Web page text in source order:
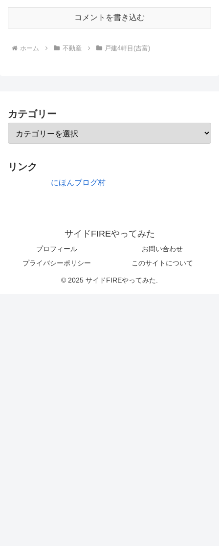
コメントを書き込む
ホーム 不動産 戸建4軒目(吉富)
カテゴリー
リンク
にほんブログ村
サイドFIREやってみた
プロフィール
お問い合わせ
プライバシーポリシー
このサイトについて
© 2025 サイドFIREやってみた.